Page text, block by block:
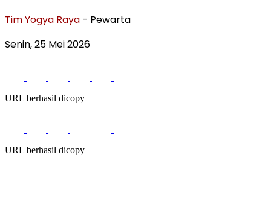
Tim Yogya Raya - Pewarta
Senin, 25 Mei 2026
URL berhasil dicopy
URL berhasil dicopy